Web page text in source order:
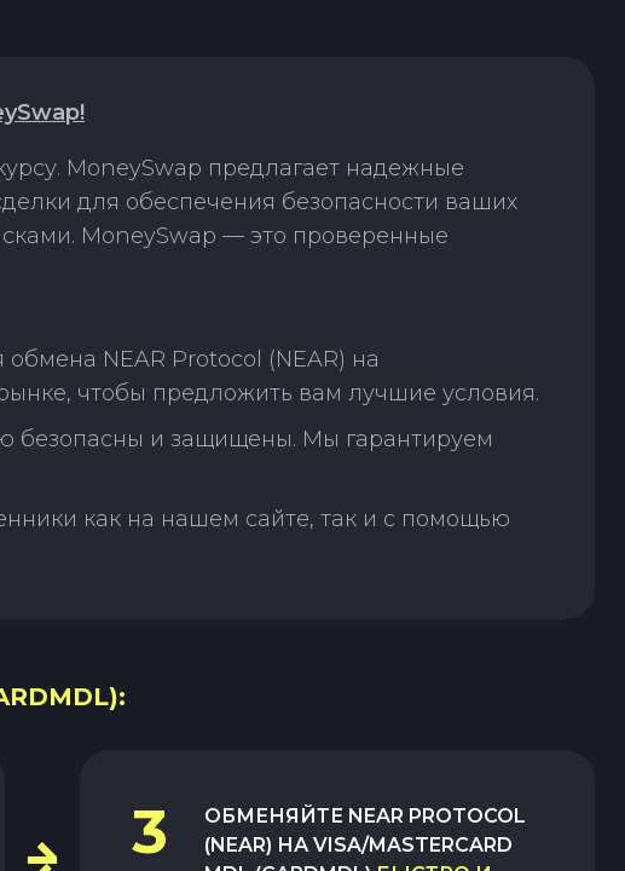
MoneySwap предлагает надежные
для обеспечения безопасности ваших
MoneySwap — это проверенные
NEAR Protocol (NEAR) на
чтобы предложить вам лучшие условия.
безопасны и защищены. Мы гарантируем
как на нашем сайте, так и с помощью
3 ОБМЕНЯЙТЕ NEAR PROTOCOL
(NEAR) НА VISA/MASTERCARD